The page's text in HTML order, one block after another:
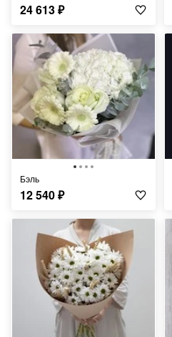
24 613₽
Бэль
12 540₽